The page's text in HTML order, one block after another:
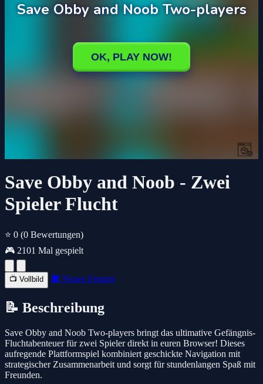
Save Obby and Noob - Zwei
Spieler Flucht
⭐ 0 (0 Bewertungen)
🎮 2101 Mal gespielt
📺 Vollbild 🔲 Neues Fenster
📝 Beschreibung
Save Obby and Noob Two-players bringt das ultimative Gefängnis-
Fluchtabenteuer für zwei Spieler direkt in euren Browser! Dieses
aufregende Plattformspiel kombiniert geschickte Navigation mit
strategischer Zusammenarbeit und sorgt für stundenlangen Spaß mit
Freunden.